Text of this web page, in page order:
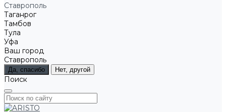
Ставрополь
Таганрог
Тамбов
Тула
Уфа
Ваш город
Ставрополь
Да, спасибо Нет, другой
Поиск